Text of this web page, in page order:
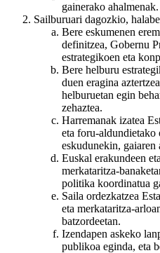
gainerako ahalmenak.
Sailburuari dagozkio,
Bere eskumenen
definitzea, Gobernu
estrategikoen eta
Bere helburu
duen eragina
helburuetan egin
zehaztea.
Harremanak izatea
eta foru-aldundietako
eskudunekin, gaiaren
Euskal erakundeen
merkataritza-
politika koordinatua
Saila ordezkatzea
eta merkataritza-
batzordeetan.
Izendapen askeko
publikoa eginda, eta